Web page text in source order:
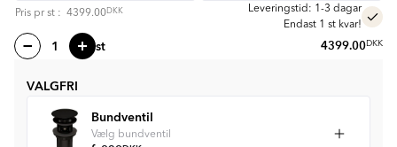
Pris pr st : 4399.00DKK
Leveringstid: 1-3 dagar
Endast 1 st kvar!
st 4399.00DKK
VALGFRI
Bundventil
Vælg bundventil